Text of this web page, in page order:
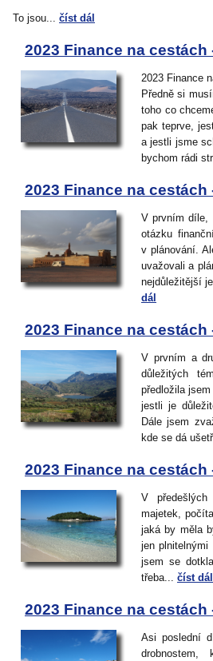
To jsou... číst dál
2023 Finance na cestách
2023 Finance
Předně si
toho co
pak teprve,
a jestli jsme
bychom rádi
2023 Finance na cestách
V prvním díle,
otázku
v plánování.
uvažovali a
nejdůležitější
dál
2023 Finance na cestách
V prvním a
důležitých
předložila
jestli je
Dále jsem
kde se dá
2023 Finance na cestách
V předešlých
majetek,
jaká by měla
jen
jsem se
třeba... číst dál
2023 Finance na cestách
Asi poslední
drobnostem,